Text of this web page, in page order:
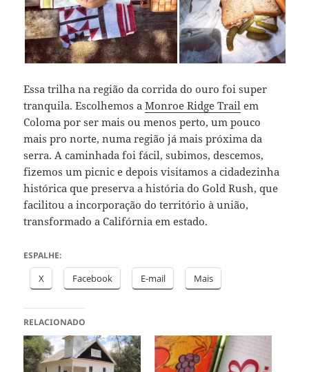
Essa trilha na região da corrida do ouro foi super
tranquila. Escolhemos aMonroe Ridge Trail em
Coloma por ser mais ou menos perto, um pouco
mais pro norte, numa região já mais próxima da
serra. A caminhada foi fácil, subimos, descemos,
fizemos um picnic e depois visitamos a cidadezinha
histórica que preserva a história do Gold Rush, que
facilitou a incorporação do território à união,
transformado a Califórnia em estado.
ESPALHE:
X Facebook E-mail Mais
RELACIONADO